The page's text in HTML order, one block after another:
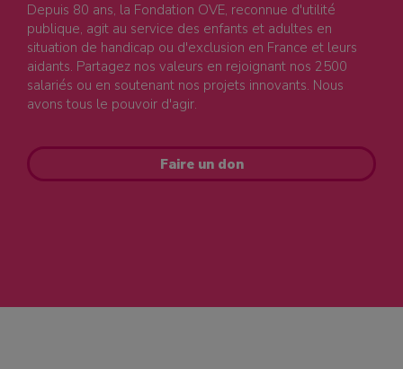
Depuis 80 ans, la Fondation OVE, reconnue d'utilité
publique, agit au service des enfants et adultes en
situation de handicap ou d'exclusion en France et leurs
aidants. Partagez nos valeurs en rejoignant nos 2500
salariés ou en soutenant nos projets innovants. Nous
avons tous le pouvoir d'agir.
Faire un don